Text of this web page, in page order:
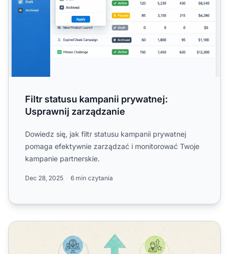
Filtr statusu kampanii prywatnej:
Usprawnij zarządzanie
Dowiedz się, jak filtr statusu kampanii prywatnej
pomaga efektywnie zarządzać i monitorować Twoje
kampanie partnerskie.
Dec 28, 2025 6 min czytania
Dlaczego warto używać prywatnych kampanii